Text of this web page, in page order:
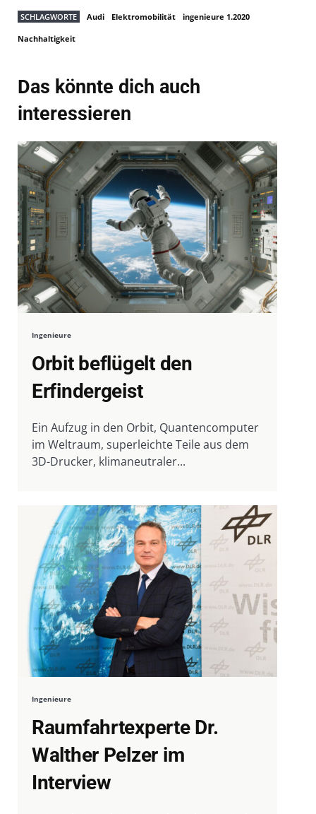
SCHLAGWORTE Audi Elektromobilität ingenieure 1.2020
Nachhaltigkeit
Das könnte dich auch
interessieren
Ingenieure
Orbit beflügelt den
Erfindergeist
Ein Aufzug in den Orbit, Quantencomputer
im Weltraum, superleichte Teile aus dem
3D-Drucker, klimaneutraler...
Ingenieure
Raumfahrtexperte Dr.
Walther Pelzer im
Interview